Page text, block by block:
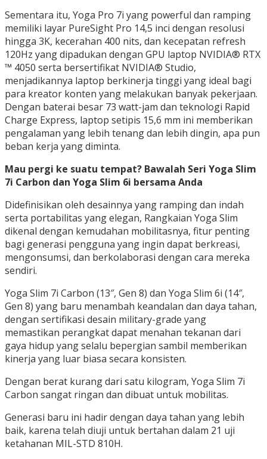
Sementara itu, Yoga Pro 7i yang powerful dan ramping
memiliki layar PureSight Pro 14,5 inci dengan resolusi
hingga 3K, kecerahan 400 nits, dan kecepatan refresh
120Hz yang dipadukan dengan GPU laptop NVIDIA® RTX
™ 4050 serta bersertifikat NVIDIA® Studio,
menjadikannya laptop berkinerja tinggi yang ideal bagi
para kreator konten yang melakukan banyak pekerjaan.
Dengan baterai besar 73 watt-jam dan teknologi Rapid
Charge Express, laptop setipis 15,6 mm ini memberikan
pengalaman yang lebih tenang dan lebih dingin, apa pun
beban kerja yang diminta.
Mau pergi ke suatu tempat? Bawalah Seri Yoga Slim
7i Carbon dan Yoga Slim 6i bersama Anda
Didefinisikan oleh desainnya yang ramping dan indah
serta portabilitas yang elegan, Rangkaian Yoga Slim
dikenal dengan kemudahan mobilitasnya, fitur penting
bagi generasi pengguna yang ingin dapat berkreasi,
mengonsumsi, dan berkolaborasi dengan cara mereka
sendiri.
Yoga Slim 7i Carbon (13″, Gen 8) dan Yoga Slim 6i (14″,
Gen 8) yang baru menambah keandalan dan daya tahan,
dengan sertifikasi desain military-grade yang
memastikan perangkat dapat menahan tekanan dari
gaya hidup yang selalu bepergian sambil memberikan
kinerja yang luar biasa secara konsisten.
Dengan berat kurang dari satu kilogram, Yoga Slim 7i
Carbon sangat ringan dan dibuat untuk mobilitas.
Generasi baru ini hadir dengan daya tahan yang lebih
baik, karena telah diuji untuk bertahan dalam 21 uji
ketahanan MIL-STD 810H.